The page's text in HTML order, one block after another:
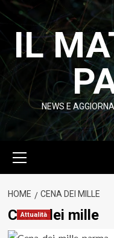
contenuto
IL
NEWS E
principale
HOME CENA DEI MILLE
Cena dei mille
Attualità